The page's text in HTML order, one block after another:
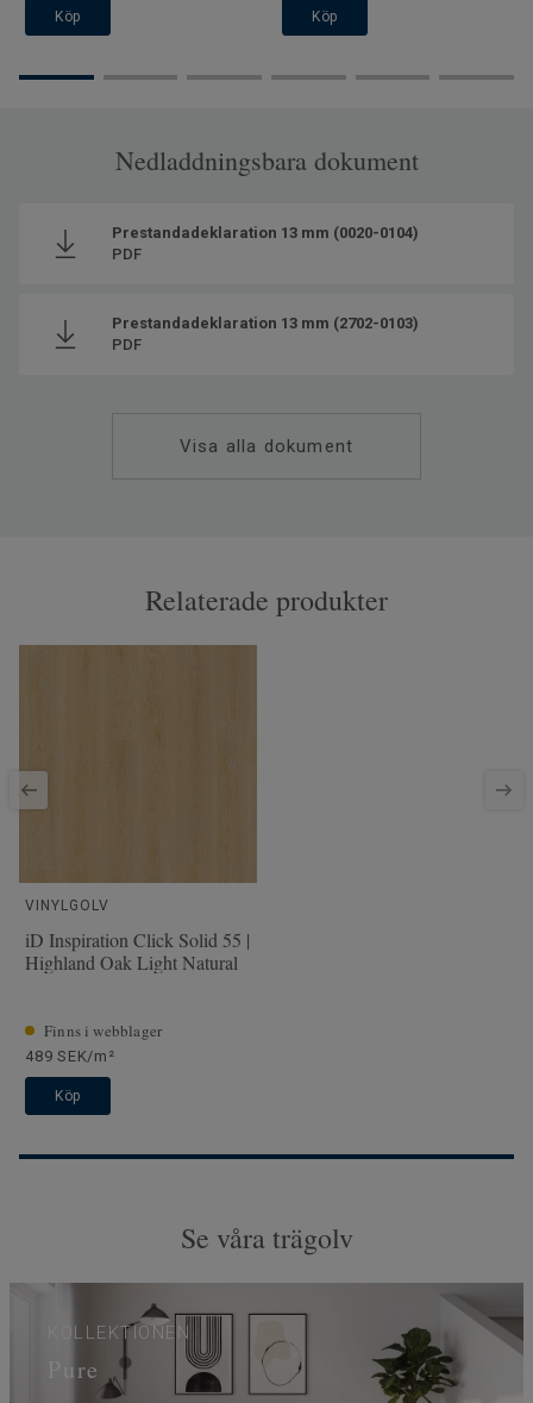
Köp Köp
Nedladdningsbara dokument
Prestandadeklaration 13 mm (0020-0104)
PDF
Prestandadeklaration 13 mm (2702-0103)
PDF
Visa alla dokument
Relaterade produkter
VINYLGOLV
iD Inspiration Click Solid 55 |
Highland Oak Light Natural
Finns i webblager
489 SEK/m²
Köp
Se våra trägolv
KOLLEKTIONEN
Pure